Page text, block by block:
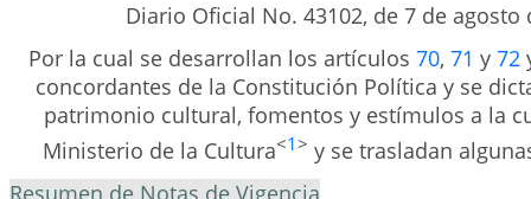
Diario Oficial No. 43102, de 7 de agosto
Por la cual se desarrollan los artículos 70, 71 y 72
concordantes de la Constitución Política y se
patrimonio cultural, fomentos y estímulos a la
Ministerio de la Cultura<1> y se trasladan
Resumen de Notas de Vigencia